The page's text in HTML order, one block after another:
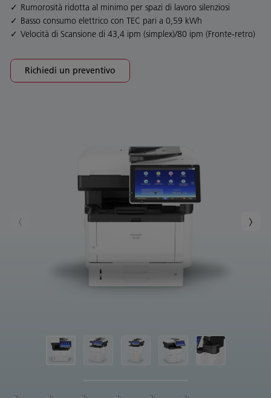
Rumorosità ridotta al minimo per spazi di lavoro silenziosi
Basso consumo elettrico con TEC pari a 0,59 kWh
Velocità di Scansione di 43,4 ipm (simplex)/80 ipm (Fronte-retro)
Richiedi un preventivo